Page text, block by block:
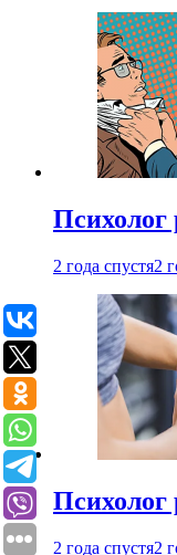
Психолог
2 года спустя2
Психолог
2 года спустя2